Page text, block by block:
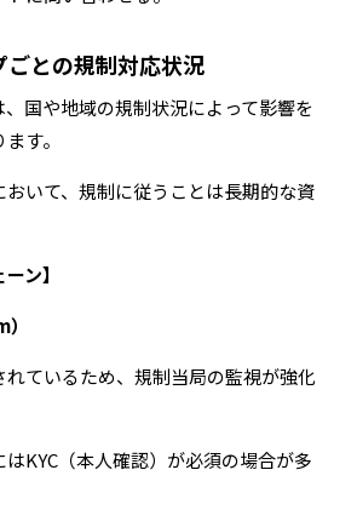
ごとの規制対応状況
国や地域の規制状況によって影響を
す。
いて、規制に従うことは長期的な資
ン】
ているため、規制当局の監視が強化
KYC（本人確認）が必須の場合が多